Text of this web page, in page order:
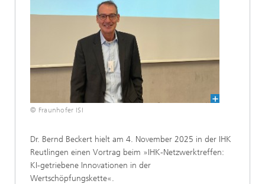
© Fraunhofer ISI
Dr. Bernd Beckert hielt am 4. November 2025 in der IHK
Reutlingen einen Vortrag beim »IHK-Netzwerktreffen:
KI-getriebene Innovationen in der
Wertschöpfungskette«.